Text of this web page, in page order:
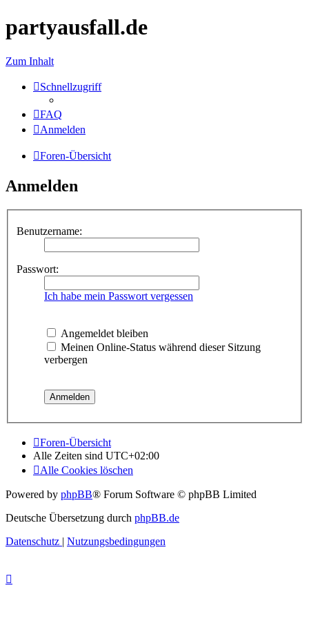
partyausfall.de
Zum Inhalt
Schnellzugriff
FAQ
Anmelden
Foren-Übersicht
Anmelden
Benutzername:
Passwort:
Ich habe mein Passwort vergessen
Angemeldet bleiben
Meinen Online-Status während dieser Sitzung
verbergen
Foren-Übersicht
Alle Zeiten sind UTC+02:00
Alle Cookies löschen
Powered by phpBB® Forum Software © phpBB Limited
Deutsche Übersetzung durch phpBB.de
Datenschutz | Nutzungsbedingungen